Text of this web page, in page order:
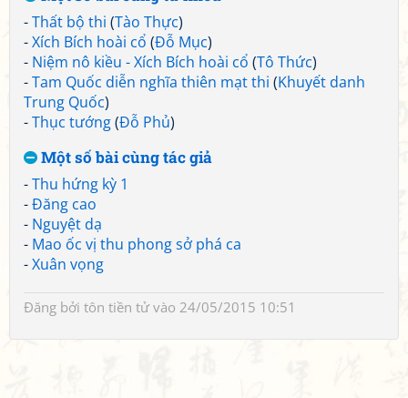
-Thất bộ thi (Tào Thực)
-Xích Bích hoài cổ (Đỗ Mục)
- Niệm nô kiều - Xích Bích hoài cổ (Tô Thức)
-Tam Quốc diễn nghĩa thiên mạt thi (Khuyết danh
Trung Quốc)
-Thục tướng(Đỗ Phủ)
Một số bài cùng tác giả
-Thu hứng kỳ 1
-Đăng cao
- Nguyệt dạ
- Mao ốc vị thu phong sở phá ca
-Xuân vọng
Đăng bởi tôn tiền tửvào 24/05/2015 10:51